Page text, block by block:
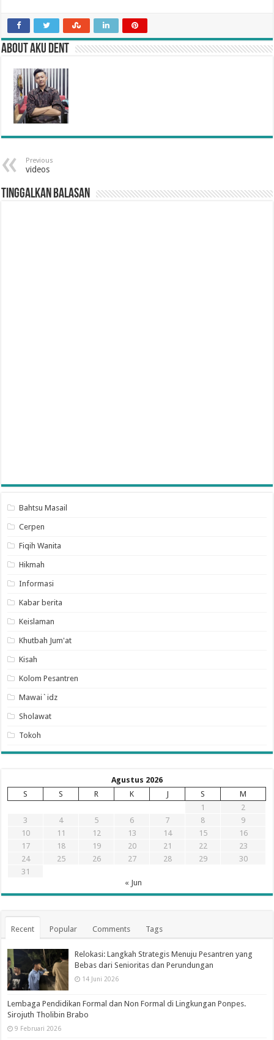
About Aku Dent
Previous
videos
Tinggalkan Balasan
Bahtsu Masail
Cerpen
Fiqih Wanita
Hikmah
Informasi
Kabar berita
Keislaman
Khutbah Jum'at
Kisah
Kolom Pesantren
Mawai`idz
Sholawat
Tokoh
Agustus 2026
S
S R K J S
M
1
2
3
4 5 6 7 8
9
10
11 12 13 14 15
16
17
18 19 20 21 22
23
24
25 26 27 28 29
30
31
« Jun
Recent Popular Comments Tags
Relokasi: Langkah Strategis Menuju Pesantren yang
Bebas dari Senioritas dan Perundungan
14 Juni 2026
Lembaga Pendidikan Formal dan Non Formal di Lingkungan Ponpes.
Sirojuth Tholibin Brabo
9 Februari 2026